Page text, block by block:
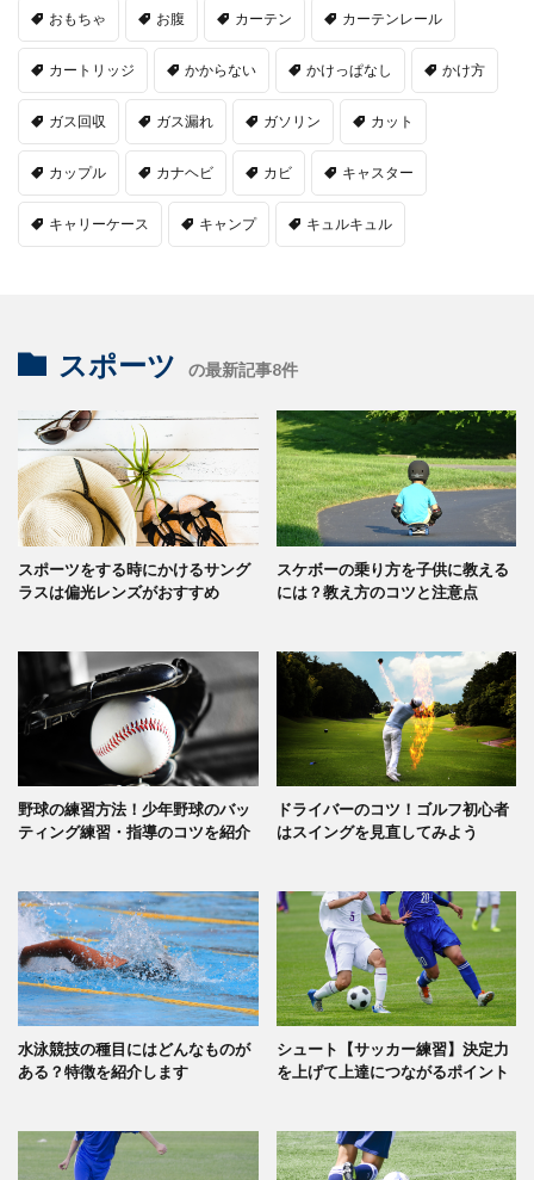
おもちゃ お腹 カーテン カーテンレール
カートリッジ かからない かけっぱなし かけ方
ガス回収 ガス漏れ ガソリン カット
カップル カナヘビ カビ キャスター
キャリーケース キャンプ キュルキュル
スポーツ の最新記事8件
スポーツをする時にかけるサング
ラスは偏光レンズがおすすめ
スケボーの乗り方を子供に教える
には？教え方のコツと注意点
野球の練習方法！少年野球のバッ
ティング練習・指導のコツを紹介
ドライバーのコツ！ゴルフ初心者
はスイングを見直してみよう
水泳競技の種目にはどんなものが
ある？特徴を紹介します
シュート【サッカー練習】決定力
を上げて上達につながるポイント